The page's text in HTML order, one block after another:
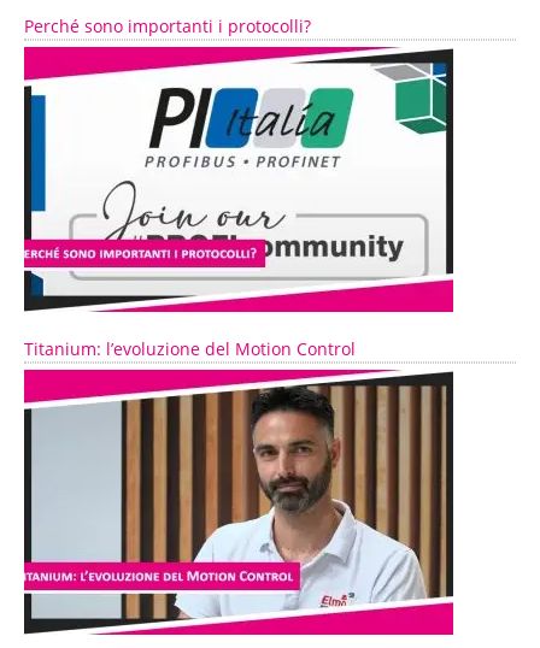
Perché sono importanti i protocolli?
Titanium: l’evoluzione del Motion Control